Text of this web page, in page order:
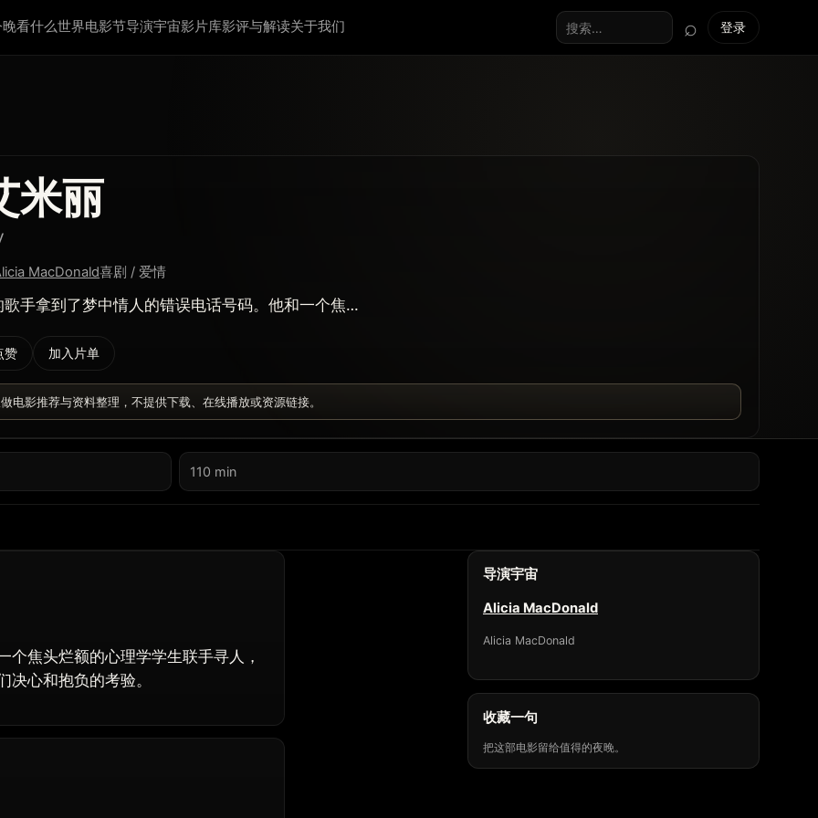
看什么世界电影节导演宇宙影片库影评与解读关于我们
搜索全站
⌕ 登录
米丽
MacDonald喜剧 / 爱情
手拿到了梦中情人的错误电话号码。他和一个焦…
赞 加入片单
电影推荐与资料整理，不提供下载、在线播放或资源链接。
110 min
焦头烂额的心理学学生联手寻人，
心和抱负的考验。
导演宇宙
Alicia MacDonald
Alicia MacDonald
收藏一句
把这部电影留给值得的夜晚。